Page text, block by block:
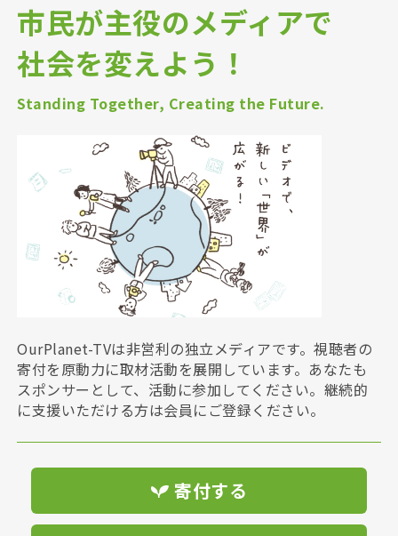
市民が主役のメディアで
社会を変えよう！
Standing Together, Creating the Future.
OurPlanet-TVは非営利の独立メディアです。視聴者の
寄付を原動力に取材活動を展開しています。あなたも
スポンサーとして、活動に参加してください。継続的
に支援いただける方は会員にご登録ください。
寄付する